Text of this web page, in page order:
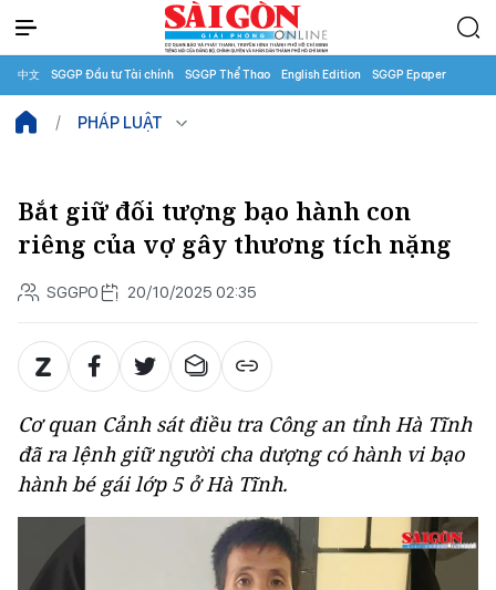
中文 SGGP Đầu tư Tài chính SGGP Thể Thao English Edition SGGP Epaper
PHÁP LUẬT
Bắt giữ đối tượng bạo hành con
riêng của vợ gây thương tích nặng
SGGPO 20/10/2025 02:35
Cơ quan Cảnh sát điều tra Công an tỉnh Hà Tĩnh
đã ra lệnh giữ người cha dượng có hành vi bạo
hành bé gái lớp 5 ở Hà Tĩnh.